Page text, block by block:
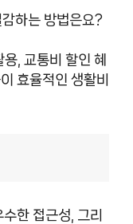
하는 방법은요?
, 교통비 할인 혜
효율적인 생활비
한 접근성, 그리